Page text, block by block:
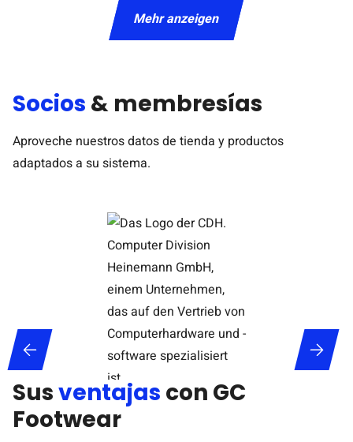
Mehr anzeigen
Socios & membresías
Aproveche nuestros datos de tienda y productos
adaptados a su sistema.
Susventajas con GC
Footwear